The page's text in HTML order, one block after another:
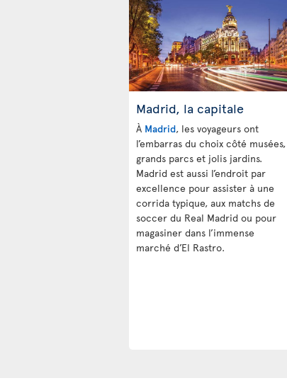
Madrid, la capitale
À Madrid, les voyageurs ont
l’embarras du choix côté musées,
grands parcs et jolis jardins.
Madrid est aussi l’endroit par
excellence pour assister à une
corrida typique, aux matchs de
soccer du Real Madrid ou pour
magasiner dans l’immense
marché d’El Rastro.